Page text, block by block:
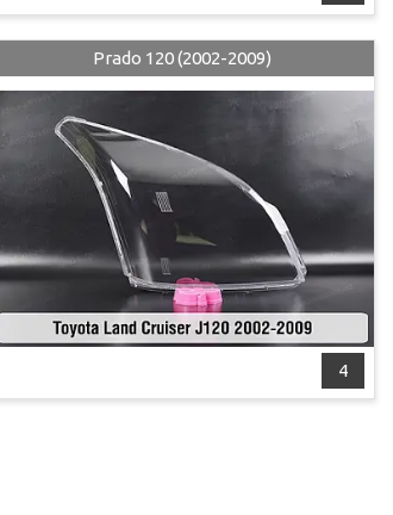
4
Prado 120 (2002-2009)